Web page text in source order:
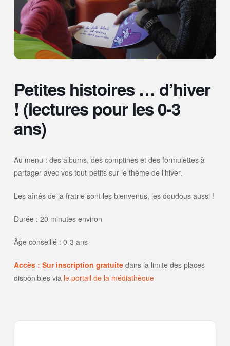
Petites histoires … d’hiver
! (lectures pour les 0-3
ans)
Au menu : des albums, des comptines et des formulettes à
partager avec vos tout-petits sur le thème de l’hiver.
Les aînés de la fratrie sont les bienvenus, les doudous aussi !
Durée : 20 minutes environ
Âge conseillé : 0-3 ans
Accès : Sur inscription gratuitedans la limite des places
disponibles via le portail de la médiathèque